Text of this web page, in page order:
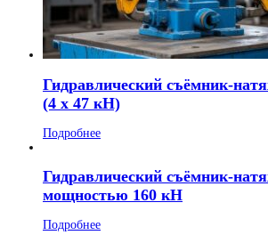
Гидравлический съёмник-
(4 x 47 кН)
Подробнее
Гидравлический съёмник-
мощностью 160 кН
Подробнее